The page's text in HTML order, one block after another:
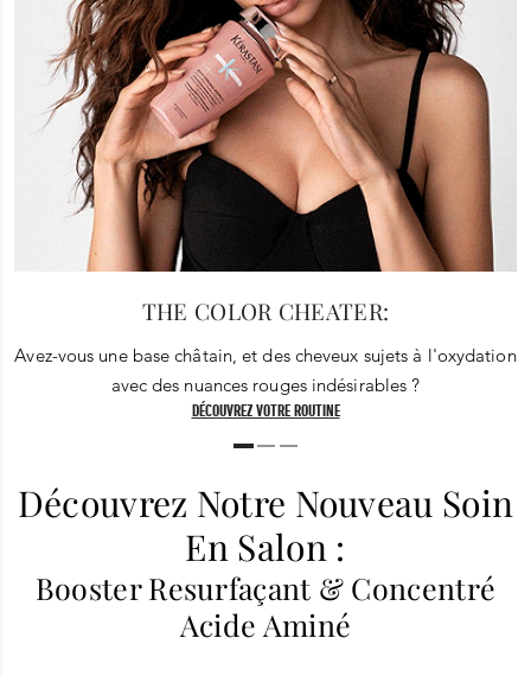
THE COLOR CHEATER:
Avez-vous une base châtain, et des cheveux sujets à l'oxydation
avec des nuances rouges indésirables ?
DÉCOUVREZ VOTRE ROUTINE
Découvrez Notre Nouveau Soin
En Salon :
Booster Resurfaçant & Concentré
Acide Aminé